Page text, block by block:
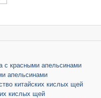
с красными апельсинами
апельсинами
китайских кислых щей
кислых щей